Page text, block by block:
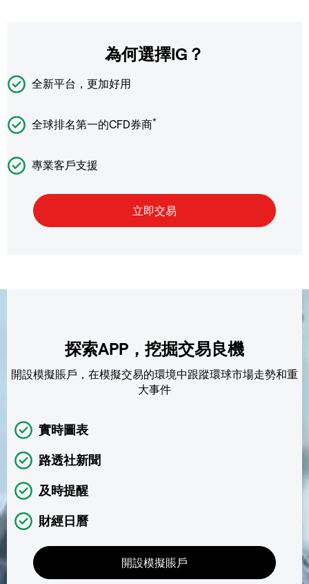
為何選擇IG？
全新平台，更加好用
全球排名第一的CFD券商*
專業客戶支援
探索APP，挖掘交易良機
開設模擬賬戶，在模擬交易的環境中跟蹤環球市場走勢和重
大事件
實時圖表
路透社新聞
及時提醒
財經日曆